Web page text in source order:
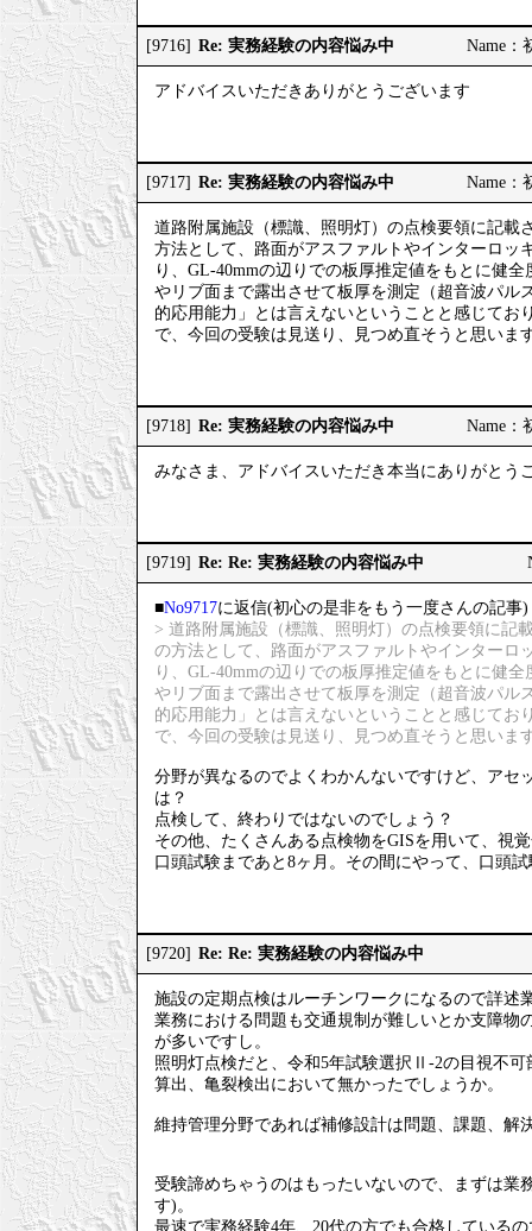
[9716] Re: 実務経験の内容悩み中 Name：
アドバイスいただきありがとうございます
[9717] Re: 実務経験の内容悩み中 Name：
道路附属施設（標識、照明灯）の点検要領に記載
方法として、路面がアスファルトやインターロッ
り、GL-40mmの辺りでの板厚推定値をもとに健
やリブ面まで露出させて板厚を測定（超音波パル
的応用能力」とは言えないということと感じて
で、今回の受験は見送り、見つめ直そうと思いま
[9718] Re: 実務経験の内容悩み中 Name：
みなさま、アドバイスいただき本当にありがとう
[9719] Re: Re: 実務経験の内容悩み中
■No9717に返信(初心の是非をもう一度さんの記事)
> 道路附属施設（標識、照明灯）の点検要領に記
の方法として、路面がアスファルトやインターロ
り、GL-40mmの辺りでの板厚推定値をもとに健
やリブ面まで露出させて板厚を測定（超音波パル
的応用能力」とは言えないということと感じて
で、今回の受験は見送り、見つめ直そうと思いま
分野が異なるのでよくわかんないですけど、アセ
は？
点検して、終わりではないのでしょう？
その他、たくさんある点検物をGISを用いて、視
口頭試験まであと8ヶ月。その間にやって、口頭
[9720] Re: Re: 実務経験の内容悩み中
施設の定期点検はルーチンワークになるので詳述
業務における問題も交通規制が難しいとか支障物
が多いですし。
照明灯点検だと、令和5年試験選択Ⅱ-2の目視不
算出、亀裂検出において無かったでしょうか。
維持管理分野であれば補修設計は問題、課題、解
受験諦めちゃうのはもったいないので、まずは業
す)。
最速で実務経験4年、20代の方でも合格している